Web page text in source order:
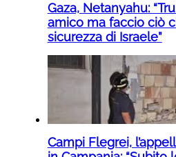
Gaza, Netanyahu:
amico ma faccio ciò
sicurezza di Israele”
Campi Flegrei,